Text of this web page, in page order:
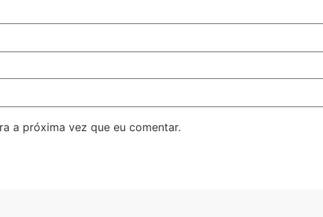
a próxima vez que eu comentar.